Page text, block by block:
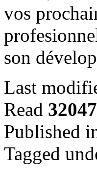
vos
son
Last
Read 32047
Published
Tagged